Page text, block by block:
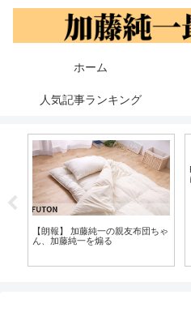
ホーム
人気記事ランキング
【朗報】 加藤純一の親友布団ちゃ
ん、加藤純一を煽る